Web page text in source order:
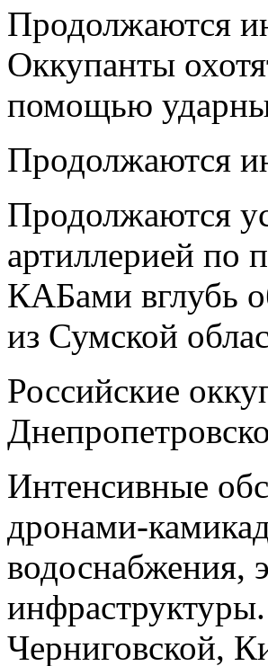
Продолжаются
Оккупанты
помощью
Продолжаются
Продолжаются
артиллерией по
КАБами вглубь
из Сумской
Российские
Интенсивные
дронами-
водоснабжения,
Черниговской,